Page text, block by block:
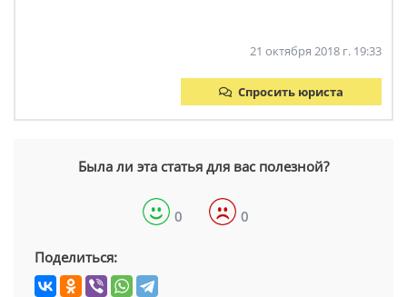
21 октября 2018 г. 19:33
Спросить юриста
Была ли эта статья для вас полезной?
0 0
Поделиться: